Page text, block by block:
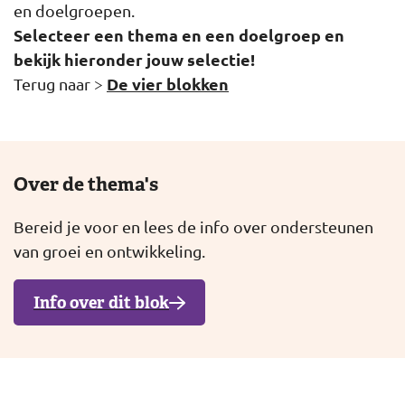
en doelgroepen.
Selecteer een thema en een doelgroep en
bekijk hieronder jouw selectie!
Terug naar > De vier blokken
Over de thema's
Bereid je voor en lees de info over ondersteunen
van groei en ontwikkeling.
Info over dit blok